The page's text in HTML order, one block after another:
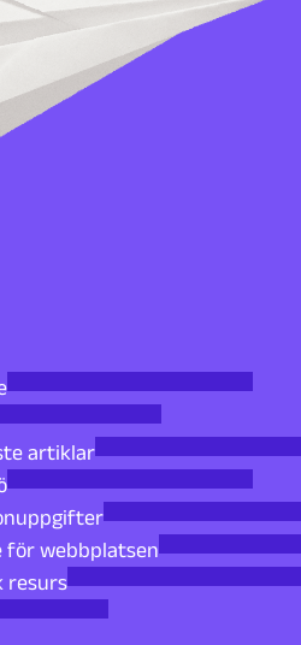
artiklar
för webbplatsen
resurs